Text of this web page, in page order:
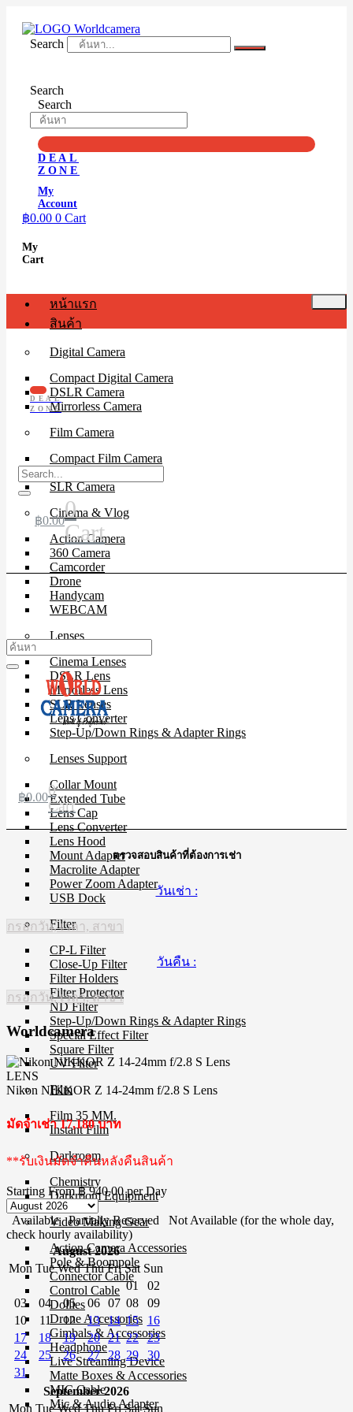
contentSearch
Search
Search
DEAL
ZONE
My
Account
฿0.00 0 Cart
My
Cart
หน้าแรก
สินค้า
Digital Camera
Compact Digital Camera
DSLR Camera
Mirrorless Camera
Film Camera
Compact Film Camera
Instant Camera
SLR Camera
Cinema & Vlog
Action Camera
360 Camera
Camcorder
Drone
Handycam
WEBCAM
Lenses
Cinema Lenses
DSLR Lens
Mirrorless Lens
SLR Lenses
Lens Converter
Step-Up/Down Rings & Adapter Rings
Lenses Support
Collar Mount
Extended Tube
Lens Cap
Lens Converter
Lens Hood
Mount Adapter
Macrolite Adapter
Power Zoom Adapter
USB Dock
Filter
CP-L Filter
Close-Up Filter
Filter Holders
Filter Protector
ND Filter
Step-Up/Down Rings & Adapter Rings
Special Effect Filter
Square Filter
UV Filter
Film
Film 35 MM.
Instant Film
Darkroom
Chemistry
Darkroom Equipment
Video Making Gear
Action Camera Accessories
Pole & Boompole
Connector Cable
Control Cable
Dollies
Drone Accessories
Gimbals & Accessories
Headphone
Live Streaming Device
Matte Boxes & Accessories
MIC Cable
Mic & Audio Adapter
DEAL
ZONE
฿0.000
Cart
฿0.000
Cart
ตรวจสอบสินค้าที่ต้องการเช่า
วันเช่า :
กรอกวัน, เวลา, สาขา
วันคืน :
กรอกวัน, เวลา, สาขา
Worldcamera
LENS
Nikon NIKKOR Z 14-24mm f/2.8 S Lens
มัดจำเช่า 17,180 บาท
**รับเงินมัดจำคืนหลังคืนสินค้า
Starting From ฿ 940.00 per Day
Available Partially Reserved
Not Available (for the whole day,
check hourly availability)
August 2026
Mon Tue Wed Thu Fri Sat Sun
01
02
03
04 05 06 07 08
09
10
11 12 13 14 15
16
17
18 19 20 21 22
23
24
25 26 27 28 29
30
31
September 2026
Mon Tue Wed Thu Fri Sat Sun